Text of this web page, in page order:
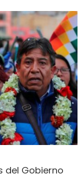
del Gobierno